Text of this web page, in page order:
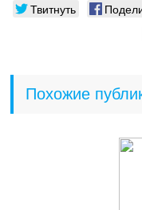
Твитнуть
Похожие